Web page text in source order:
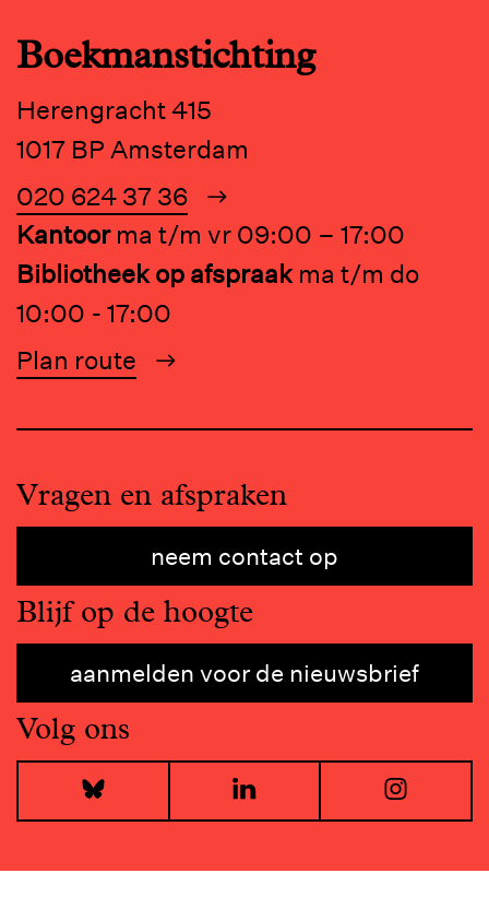
Boekmanstichting
Herengracht 415
1017 BP Amsterdam
020 624 37 36
Kantoor ma t/m vr 09:00 – 17:00
Bibliotheek op afspraak ma t/m do
10:00 - 17:00
Plan route
Vragen en afspraken
neem contact op
Blijf op de hoogte
aanmelden voor de nieuwsbrief
Volg ons
Bluesky LinkedIn